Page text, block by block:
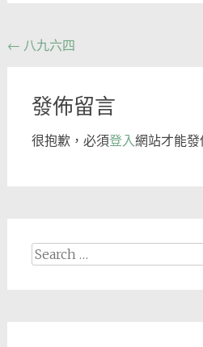
Post
← 八九六四
發佈留言
很抱歉，必須登入網站才能發
Search
for: